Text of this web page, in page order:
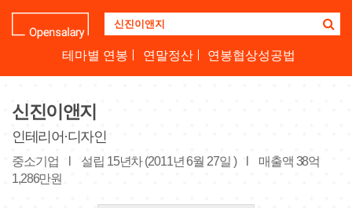
업
명
세
요
테마별 연봉 연말정산 연봉협상성공법
신진이앤지
인테리어·디자인
중소기업 설립 15년차 (2011년 6월 27일 )
매출액 38억
1,286만원